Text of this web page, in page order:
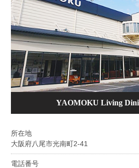
YAOMOKU Living
所在地
大阪府八尾市光南町2-41
電話番号